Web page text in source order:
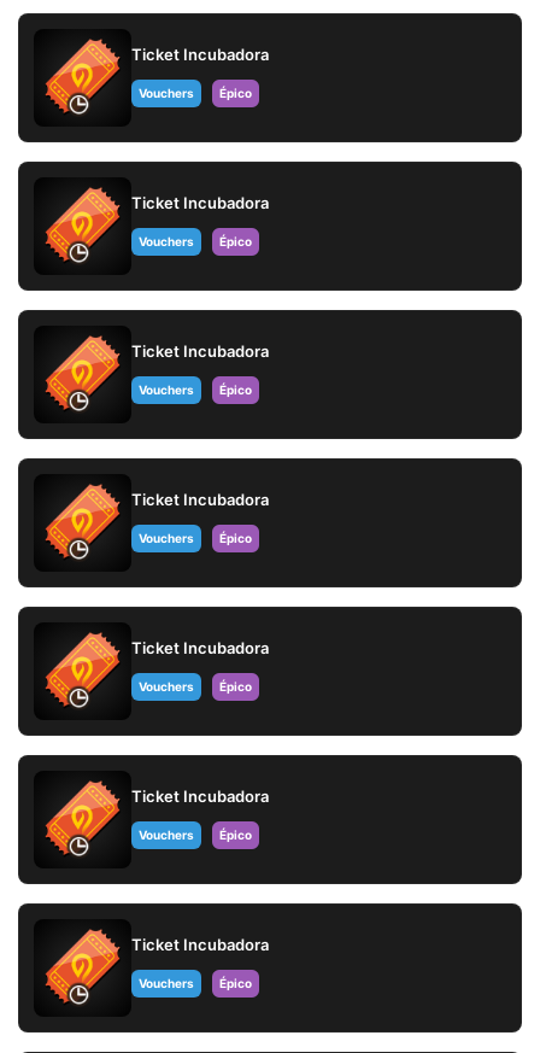
Ticket Incubadora
Vouchers Épico
Ticket Incubadora
Vouchers Épico
Ticket Incubadora
Vouchers Épico
Ticket Incubadora
Vouchers Épico
Ticket Incubadora
Vouchers Épico
Ticket Incubadora
Vouchers Épico
Ticket Incubadora
Vouchers Épico